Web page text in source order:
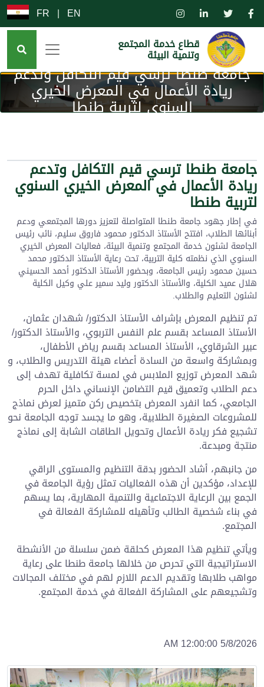
EN
|
FR
قطاع خدمة المجتمع
وتنمية البيئة
جامعة طنطا ترسي قيم التكافل وتدعم
ريادة الأعمال في المعرض الخيري
السنوي لتربية طنطا
جامعة طنطا ترسي قيم التكافل وتدعم
ريادة الأعمال في المعرض الخيري السنوي
لتربية طنطا
​في إطار جهود جامعة طنطا المتواصلة لتعزيز دورها المجتمعي ودعم
أبنائها الطلاب، افتتح الأستاذ الدكتور محمود فاروق سليم، نائب رئيس
الجامعة لشئون خدمة المجتمع وتنمية البيئة، فعاليات المعرض الخيري
السنوي الذي نظمته كلية التربية، تحت رعاية الأستاذ الدكتور محمد
حسين محمود رئيس الجامعة، وبحضور الأستاذ الدكتور أحمد الحسيني
هلال عميد الكلية، والأستاذ الدكتور وليد سمير علي وكيل الكلية
لشئون التعليم والطلاب.
تم تنظيم المعرض بإشراف الأستاذ الدكتور/ شهدان عثمان،
الأستاذ المساعد بقسم علم النفس التربوي، والأستاذ الدكتور/
عبير الشرقاوي، الأستاذ المساعد بقسم رياض الأطفال،
وبمشاركة واسعة من السادة أعضاء هيئة التدريس والطلاب، و
شهد المعرض توزيع الملابس في لمسة تكافلية تهدف إلى
دعم الطلاب وتعميق قيم التضامن الإنساني داخل الحرم
الجامعي، كما انفرد المعرض بتخصيص ركن متميز لعرض نماذج
للمشروعات الصغيرة الطلابية، وهو ما يجسد توجه الجامعة نحو
تشجيع فكر ريادة الأعمال وتحويل الطاقات الشابة إلى نماذج
منتجة ومبدعة.
​من جانبهم، أشاد الحضور بدقة التنظيم والمستوى الراقي
للإعداد، مؤكدين أن هذه الفعاليات تمثل رؤية الجامعة في
الجمع بين الرعاية الاجتماعية والتنمية المهارية، بما يسهم
في بناء شخصية الطالب وتأهيله للمشاركة الفعالة في
المجتمع.
ويأتي تنظيم هذا المعرض كحلقة ضمن سلسلة من الأنشطة
الاستراتيجية التي تحرص من خلالها جامعة طنطا على رعاية
مواهب طلابها وتقديم الدعم اللازم لهم في مختلف المجالات
وتشجيعهم على المشاركة الفعالة في خدمة المجتمع.
5/8/2026 12:00:00 AM